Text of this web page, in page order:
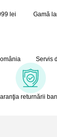
lei
Gamă
Servis
returnării